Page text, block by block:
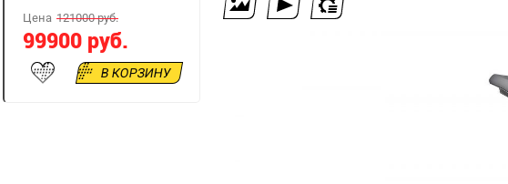
Цена 121000 руб.
99900 руб.
В КОРЗИНУ